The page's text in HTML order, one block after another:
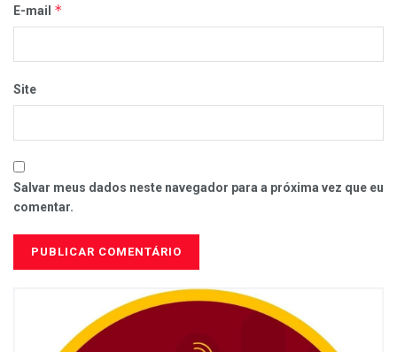
E-mail *
Site
Salvar meus dados neste navegador para a próxima vez que eu
comentar.